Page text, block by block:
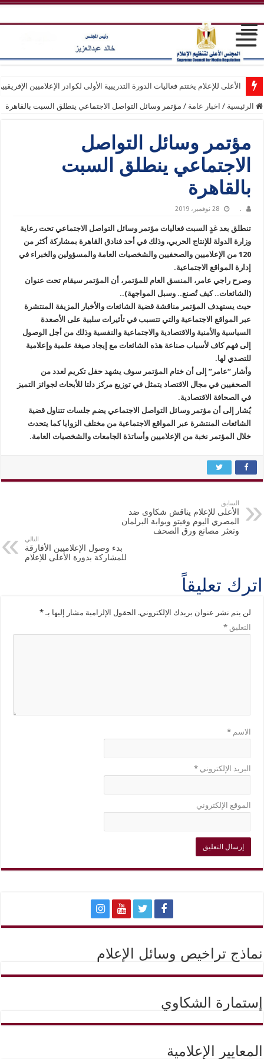
الأعلى للإعلام يختتم فعاليات الدورة التدريبية الأولى لكوادر الإعلاميين
الرئيسية / اخبار عامة / مؤتمر وسائل التواصل الاجتماعي ينطلق السبت بالقاهرة
مؤتمر وسائل التواصل
الاجتماعي ينطلق السبت
بالقاهرة
. 28 نوفمبر، 2019
تنطلق بعد غدٍ السبت فعاليات مؤتمر وسائل التواصل الاجتماعي تحت رعاية
وزارة الدولة للإنتاج الحربي، وذلك في أحد فنادق القاهرة بمشاركة أكثر من
120 من الإعلاميين والصحفيين والشخصيات العامة والمسؤولين والخبراء في
إدارة المواقع الاجتماعية.
وصرح راجي عامر، المنسق العام للمؤتمر، أن المؤتمر سيقام تحت عنوان
(الشائعات.. كيف تُصنع.. وسبل المواجهة)..
حيث يستهدف المؤتمر مناقشة قضية الشائعات والأخبار المزيفة المنتشرة
عبر المواقع الاجتماعية والتي تتسبب في تأثيرات سلبية على الأصعدة
السياسية والأمنية والاقتصادية والاجتماعية والنفسية وذلك من أجل الوصول
إلى فهم كاف لأسباب صناعة هذه الشائعات مع إيجاد صيغة علمية وإعلامية
للتصدي لها.
وأشار “عامر” إلى أن ختام المؤتمر سوف يشهد حفل تكريم لعدد من
الصحفيين في مجال الاقتصاد يتمثل في توزيع مركز دلتا للأبحاث لجوائز التميز
في الصحافة الاقتصادية.
يُشار إلى أن مؤتمر وسائل التواصل الاجتماعي يضم جلسات تتناول قضية
الشائعات المنتشرة عبر المواقع الاجتماعية من مختلف الزوايا كما يتحدث
خلال المؤتمر نخبة من الإعلاميين وأساتذة الجامعات والشخصيات العامة.
السابق
الأعلى للإعلام يناقش شكاوى ضد
المصري اليوم وفيتو وبوابة البرلمان
وتعثر مصانع ورق الصحف
التالي
بدء وصول الإعلاميين الأفارقة
للمشاركة بدورة الأعلى للإعلام
اترك تعليقاً
لن يتم نشر عنوان بريدك الإلكتروني. الحقول الإلزامية مشار إليها بـ*
التعليق*
الاسم*
البريد الإلكتروني*
الموقع الإلكتروني
نماذج تراخيص وسائل الإعلام
إستمارة الشكاوي
المعايير الإعلامية